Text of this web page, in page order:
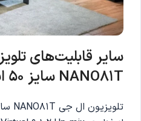
سایر قابلیت‌های
NANO81T سایز 50 اینچ 2024